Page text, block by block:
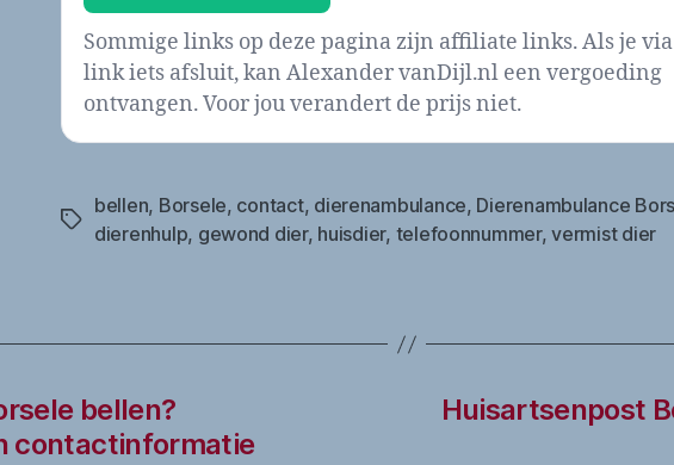
Sommige links op deze pagina zijn affiliate links. Als je via
link iets afsluit, kan Alexander vanDijl.nl een vergoeding
ontvangen. Voor jou verandert de prijs niet.
Tags
bellen, Borsele, contact, dierenambulance, Dierenambulance
dierenhulp, gewond dier, huisdier, telefoonnummer,vermist dier
bellen?
contactinformatie
Huisartsenpost